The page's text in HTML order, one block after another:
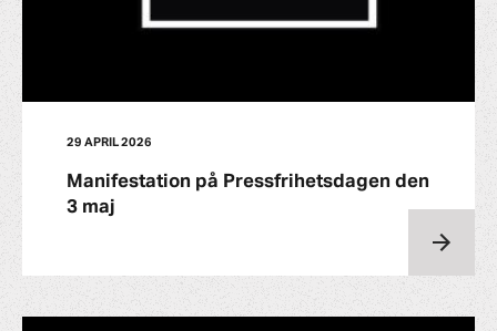
29 APRIL 2026
Manifestation på Pressfrihetsdagen den
3 maj